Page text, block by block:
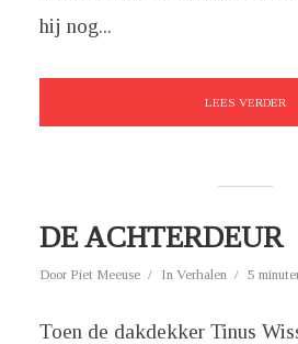
hij nog...
LEES VERDER
DE ACHTERDEUR
Door Piet Meeuse In Verhalen 5
Toen de dakdekker Tinus